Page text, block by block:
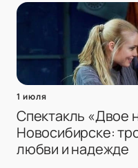
1 июля
Спектакль «Двое
Новосибирске:
любви и надежде